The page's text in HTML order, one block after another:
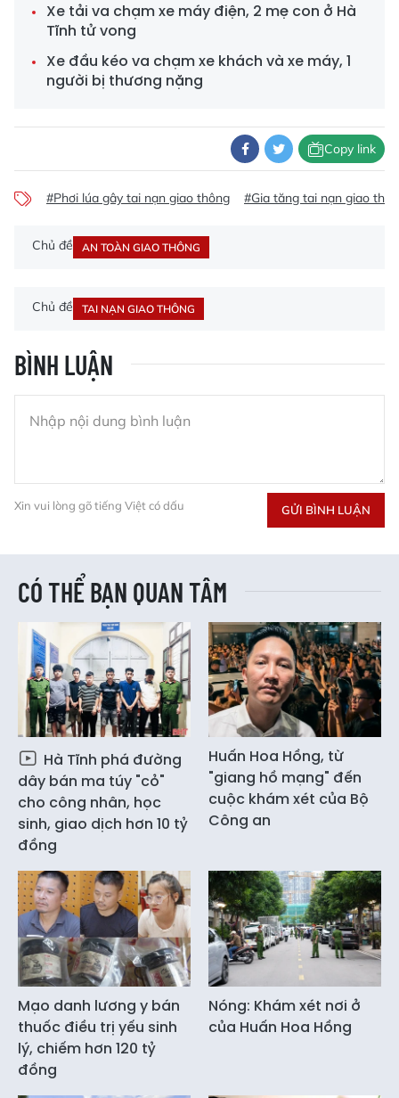
Xe tải va chạm xe máy điện, 2 mẹ con ở Hà
Tĩnh tử vong
Xe đầu kéo va chạm xe khách và xe máy, 1
người bị thương nặng
Copy link
#Phơi lúa gây tai nạn giao thông #Gia tăng tai nạn giao
Chủ đề AN TOÀN GIAO THÔNG
Chủ đề TAI NẠN GIAO THÔNG
BÌNH LUẬN
Xin vui lòng gõ tiếng Việt có dấu GỬI BÌNH LUẬN
CÓ THỂ BẠN QUAN TÂM
Hà Tĩnh phá đường
dây bán ma túy "cỏ"
cho công nhân, học
sinh, giao dịch hơn 10 tỷ
đồng
Huấn Hoa Hồng, từ
"giang hồ mạng" đến
cuộc khám xét của Bộ
Công an
Mạo danh lương y bán
thuốc điều trị yếu sinh
lý, chiếm hơn 120 tỷ
đồng
Nóng: Khám xét nơi ở
của Huấn Hoa Hồng